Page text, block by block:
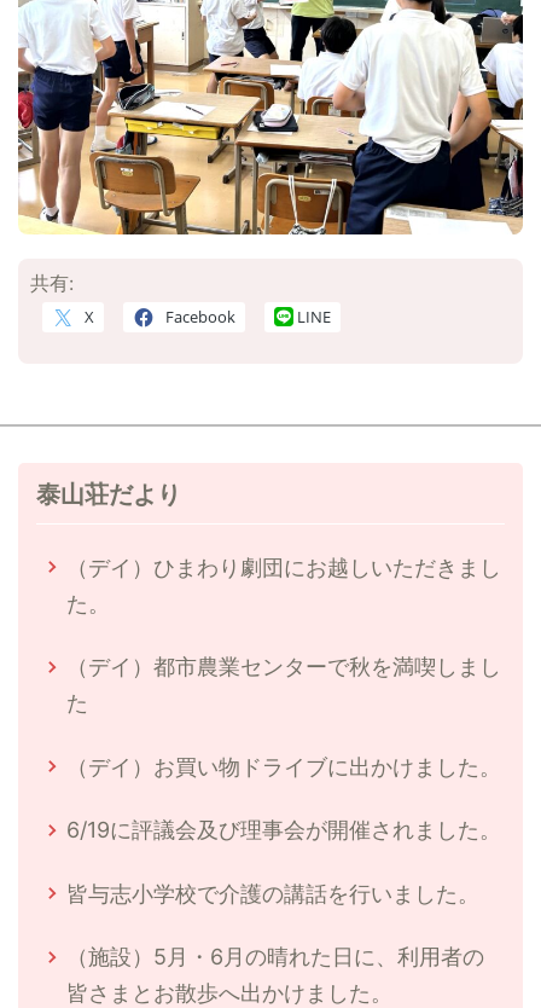
共有:
X Facebook LINE
泰山荘だより
（デイ）ひまわり劇団にお越しいただきまし
た。
（デイ）都市農業センターで秋を満喫しまし
た
（デイ）お買い物ドライブに出かけました。
6/19に評議会及び理事会が開催されました。
皆与志小学校で介護の講話を行いました。
（施設）5月・6月の晴れた日に、利用者の
皆さまとお散歩へ出かけました。